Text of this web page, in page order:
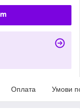
Оплата Умови